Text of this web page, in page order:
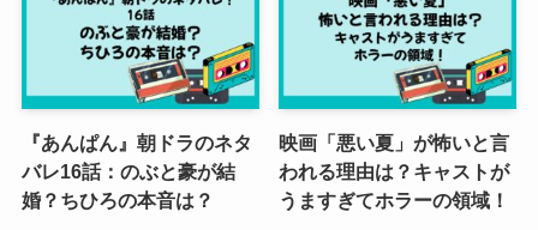
『あんぱん』朝ドラのネタ
バレ16話：のぶと豪が結
婚？ちひろの本音は？
映画「悪い夏」が怖いと言
われる理由は？キャストが
うますぎてホラーの領域！